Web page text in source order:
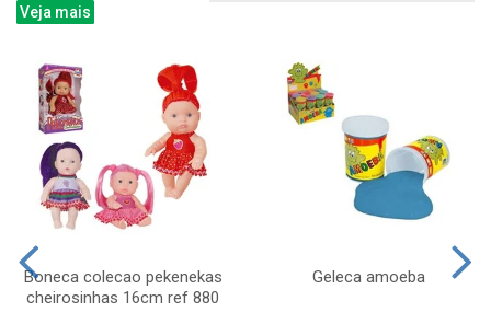
Veja mais
Boneca colecao pekenekas
cheirosinhas 16cm ref 880
Geleca amoeba